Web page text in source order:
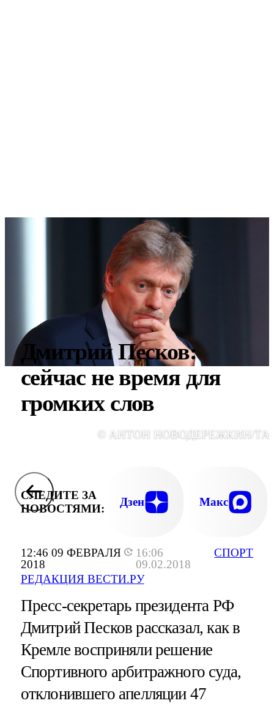
12:46 09 ФЕВРАЛЯ
2018
16:06
09.02.2018
РЕДАКЦИЯ ВЕСТИ.РУ
СПОРТ
Дмитрий Песков:
сейчас не время для
громких слов
© АНТОН НОВОДЕРЕЖКИН/
СЛЕДИТЕ ЗА
НОВОСТЯМИ:
Дзен Макс
Пресс-секретарь президента РФ
Дмитрий Песков рассказал, как в
Кремле восприняли решение
Спортивного арбитражного суда,
отклонившего апелляции 47